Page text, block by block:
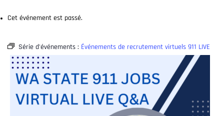
Cet événement est passé.
Série d'événements : Événements de recrutement virtuels 911 LIVE